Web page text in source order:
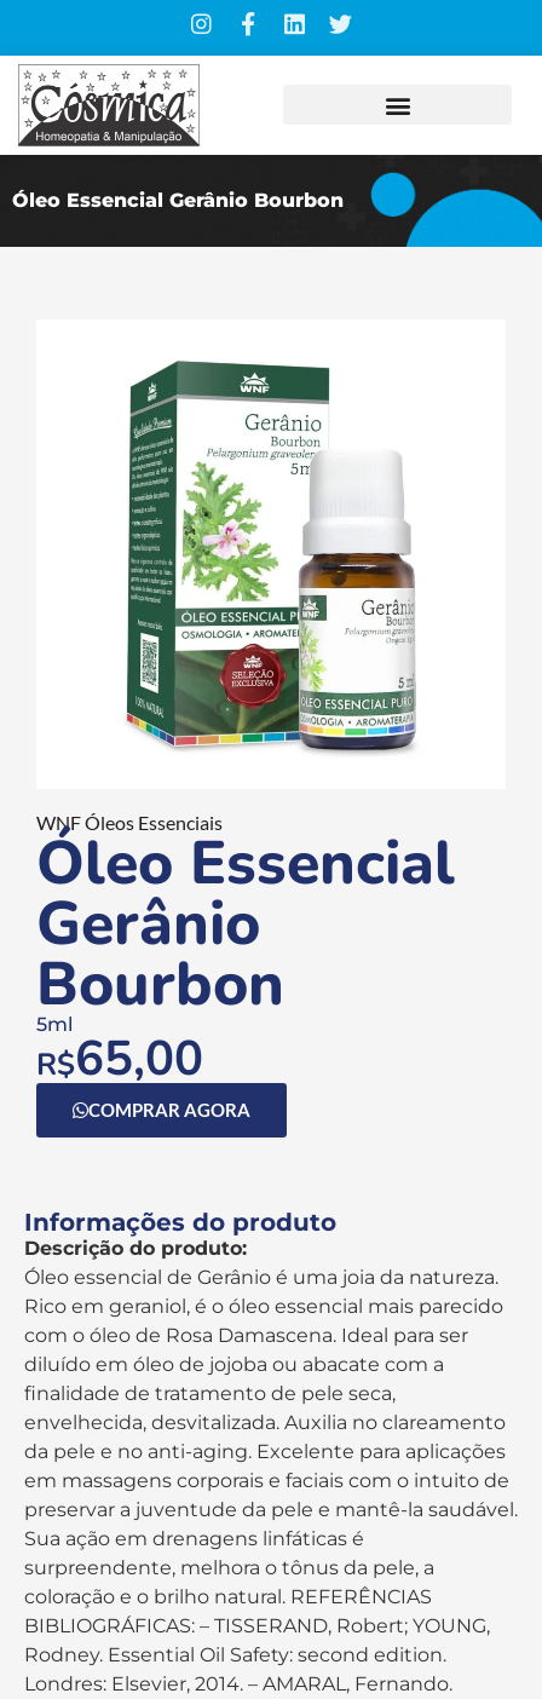
Óleo Essencial Gerânio Bourbon
WNF Óleos Essenciais
Óleo Essencial
Gerânio
Bourbon
5ml
R$65,00
COMPRAR AGORA
Informações do produto
Descrição do produto:
Óleo essencial de Gerânio é uma joia da natureza.
Rico em geraniol, é o óleo essencial mais parecido
com o óleo de Rosa Damascena. Ideal para ser
diluído em óleo de jojoba ou abacate com a
finalidade de tratamento de pele seca,
envelhecida, desvitalizada. Auxilia no clareamento
da pele e no anti-aging. Excelente para aplicações
em massagens corporais e faciais com o intuito de
preservar a juventude da pele e mantê-la saudável.
Sua ação em drenagens linfáticas é
surpreendente, melhora o tônus da pele, a
coloração e o brilho natural. REFERÊNCIAS
BIBLIOGRÁFICAS: – TISSERAND, Robert; YOUNG,
Rodney. Essential Oil Safety: second edition.
Londres: Elsevier, 2014. – AMARAL, Fernando.